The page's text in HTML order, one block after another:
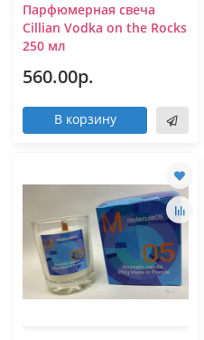
Парфюмерная свеча
Cilliаn Vodka on the Rocks
250 мл
560.00р.
В корзину